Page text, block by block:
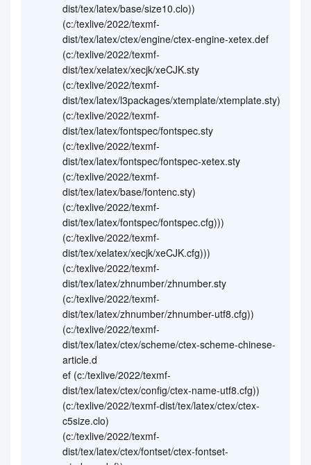
dist/tex/latex/base/size10.clo))
(c:/texlive/2022/texmf-
dist/tex/latex/ctex/engine/ctex-engine-xetex.def
(c:/texlive/2022/texmf-
dist/tex/xelatex/xecjk/xeCJK.sty
(c:/texlive/2022/texmf-
dist/tex/latex/l3packages/xtemplate/xtemplate.sty)
(c:/texlive/2022/texmf-
dist/tex/latex/fontspec/fontspec.sty
(c:/texlive/2022/texmf-
dist/tex/latex/fontspec/fontspec-xetex.sty
(c:/texlive/2022/texmf-
dist/tex/latex/base/fontenc.sty)
(c:/texlive/2022/texmf-
dist/tex/latex/fontspec/fontspec.cfg)))
(c:/texlive/2022/texmf-
dist/tex/xelatex/xecjk/xeCJK.cfg)))
(c:/texlive/2022/texmf-
dist/tex/latex/zhnumber/zhnumber.sty
(c:/texlive/2022/texmf-
dist/tex/latex/zhnumber/zhnumber-utf8.cfg))
(c:/texlive/2022/texmf-
dist/tex/latex/ctex/scheme/ctex-scheme-chinese-
article.d
ef (c:/texlive/2022/texmf-
dist/tex/latex/ctex/config/ctex-name-utf8.cfg))
(c:/texlive/2022/texmf-dist/tex/latex/ctex/ctex-
c5size.clo)
(c:/texlive/2022/texmf-
dist/tex/latex/ctex/fontset/ctex-fontset-